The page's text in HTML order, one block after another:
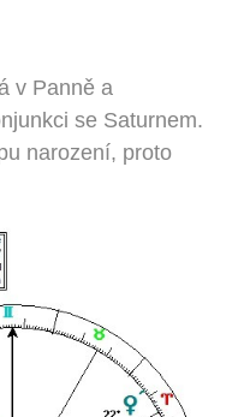
v Panně a
se Saturnem.
narození, proto